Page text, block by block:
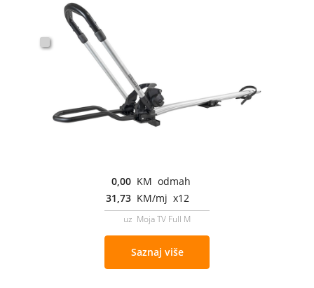
0,00 KM odmah
31,73 KM/mj x12
uz Moja TV Full M
Saznaj više